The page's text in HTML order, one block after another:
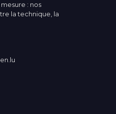
: nos
la technique, la